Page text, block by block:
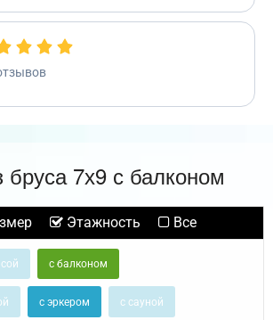
7х9 с балконом
Этажность Все
с балконом
с эркером с сауной